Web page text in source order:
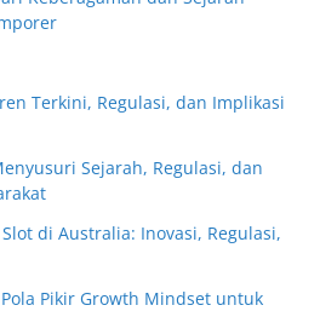
Terkini, Regulasi, dan Implikasi
Sejarah, Regulasi, dan
di Australia: Inovasi, Regulasi,
Pikir Growth Mindset untuk